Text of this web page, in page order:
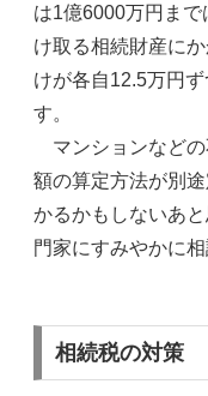
は1億6000万円ま
け取る相続財産に
けが各自12.5万円
す。
マンションなどの
額の算定方法が別
かるかもしないあ
門家にすみやかに
相続税の対策